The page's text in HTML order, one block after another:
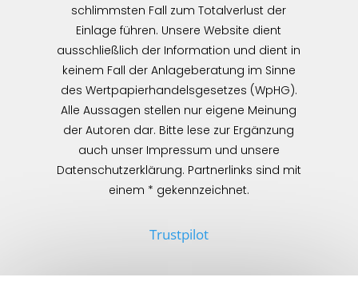
schlimmsten Fall zum Totalverlust der
Einlage führen. Unsere Website dient
ausschließlich der Information und dient in
keinem Fall der Anlageberatung im Sinne
des Wertpapierhandelsgesetzes (WpHG).
Alle Aussagen stellen nur eigene Meinung
der Autoren dar. Bitte lese zur Ergänzung
auch unser Impressum und unsere
Datenschutzerklärung. Partnerlinks sind mit
einem * gekennzeichnet.
Trustpilot